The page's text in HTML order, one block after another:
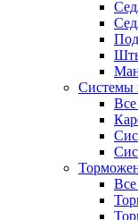
Системы